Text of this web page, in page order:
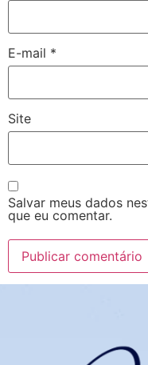
E-mail *
Site
Salvar meus dados
que eu comentar.